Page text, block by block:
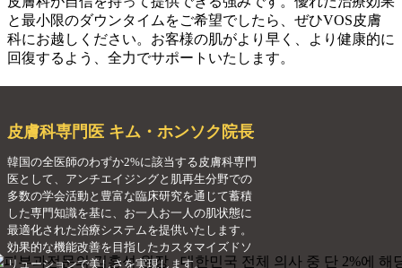
と最小限のダウンタイムをご希望でしたら、ぜひVOS皮膚
科にお越しください。お客様の肌がより早く、より健康的に
回復するよう、全力でサポートいたします。
皮膚科専門医 キム・ホンソク院長
韓国の全医師のわずか2%に該当する皮膚科専門
医として、アンチエイジングと肌再生分野での
多数の学会活動と豊富な臨床研究を通じて蓄積
した専門知識を基に、お一人お一人の肌状態に
最適化された治療システムを提供いたします。
効果的な機能改善を目指したカスタマイズドソ
リューションで美しさを実現します。